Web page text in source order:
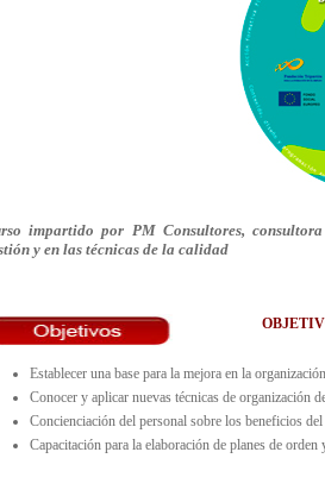
impartido por PM Consultores,
y en las técnicas de la calidad
Establecer una base para la mejora en la
Conocer y aplicar nuevas técnicas de organización
Concienciación del personal sobre los beneficios
Capacitación para la elaboración de planes de orden